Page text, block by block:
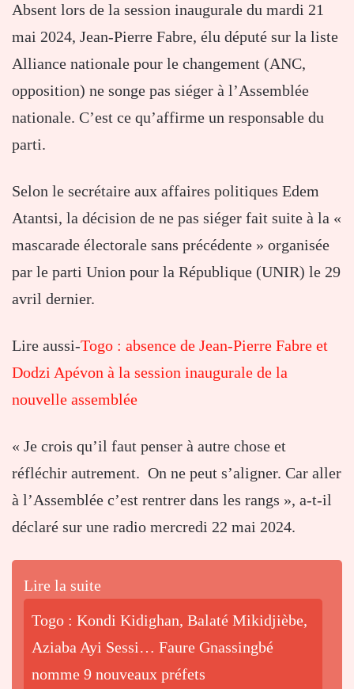
Absent lors de la session inaugurale du mardi 21
mai 2024, Jean-Pierre Fabre, élu député sur la liste
Alliance nationale pour le changement (ANC,
opposition) ne songe pas siéger à l’Assemblée
nationale. C’est ce qu’affirme un responsable du
parti.
Selon le secrétaire aux affaires politiques Edem
Atantsi, la décision de ne pas siéger fait suite à la «
mascarade électorale sans précédente » organisée
par le parti Union pour la République (UNIR) le 29
avril dernier.
Lire aussi-Togo : absence de Jean-Pierre Fabre et
Dodzi Apévon à la session inaugurale de la
nouvelle assemblée
« Je crois qu’il faut penser à autre chose et
réfléchir autrement. On ne peut s’aligner. Car aller
à l’Assemblée c’est rentrer dans les rangs », a-t-il
déclaré sur une radio mercredi 22 mai 2024.
Lire la suite
Togo : Kondi Kidighan, Balaté Mikidjièbe,
Aziaba Ayi Sessi… Faure Gnassingbé
nomme 9 nouveaux préfets